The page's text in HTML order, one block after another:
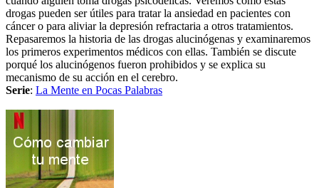
drogas pueden ser útiles para tratar la ansiedad en pacientes con
cáncer o para aliviar la depresión refractaria a otros tratamientos.
Repasaremos la historia de las drogas alucinógenas y examinaremos
los primeros experimentos médicos con ellas. También se discute
porqué los alucinógenos fueron prohibidos y se explica su
mecanismo de su acción en el cerebro.
Serie: La Mente en Pocas Palabras